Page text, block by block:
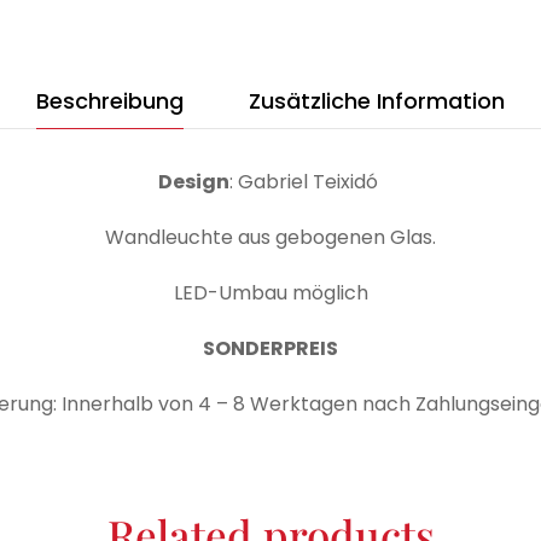
Beschreibung Zusätzliche Information
Design: Gabriel Teixidó
Wandleuchte aus gebogenen Glas.
LED-Umbau möglich
SONDERPREIS
Innerhalb von 4 – 8 Werktagen nach